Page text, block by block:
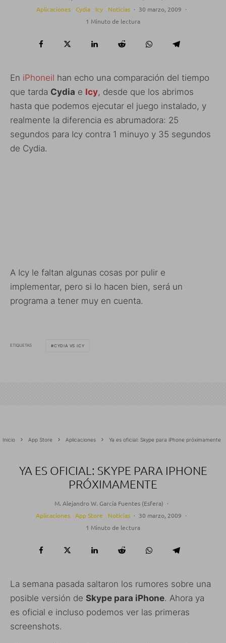
Aplicaciones
Cydia Icy Noticias · 30 marzo, 2009 ·
1 Minuto de lectura
En iPhoneil han echo una comparación del tiempo
que tarda Cydia e Icy, desde que los abrimos
hasta que podemos ejecutar el juego instalado, y
realmente la diferencia es abrumadora: 25
segundos para Icy contra 1 minuyo y 35 segundos
de Cydia.
A Icy le faltan algunas cosas por pulir e
implementar, pero si lo hacen bien, será un
programa a tener muy en cuenta.
ETIQUETAS CYDIA VS ICY
Inicio App Store Aplicaciones Ya es oficial: Skype para iPhone próximamente
YA ES OFICIAL: SKYPE PARA IPHONE
PRÓXIMAMENTE
M. Alejandro W. García Fuentes (Esfera) ·
Aplicaciones
App Store Noticias · 30 marzo, 2009 ·
1 Minuto de lectura
La semana pasada saltaron los rumores sobre una
posible versión de Skype para iPhone. Ahora ya
es oficial e incluso podemos ver las primeras
screenshots.